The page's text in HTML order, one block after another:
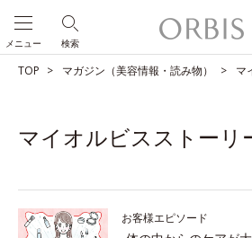
検索
メニュー
TOP マガジン（美容情報・読み物） マ
マイオルビスストーリ
お客様エピソード